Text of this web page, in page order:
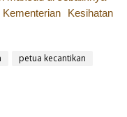
Kesihatan
petua kecantikan